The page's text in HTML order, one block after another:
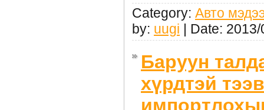
Category: Авто
by: uugi | Date:
Баруун
хүрдтэй